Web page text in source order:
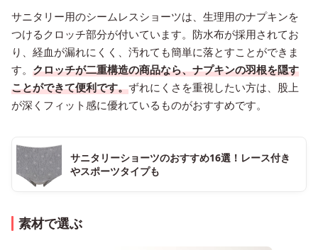
サニタリー用のシームレスショーツは、生理用のナプキンを
つけるクロッチ部分が付いています。防水布が採用されてお
り、経血が漏れにくく、汚れても簡単に落とすことができま
す。 クロッチが二重構造の商品なら、ナプキンの羽根を隠す
ことができて便利です。ずれにくさを重視したい方は、股上
が深くフィット感に優れているものがおすすめです。
サニタリーショーツのおすすめ16選！レース付き
やスポーツタイプも
素材で選ぶ